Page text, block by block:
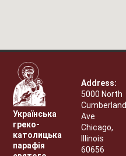
Українська
греко-
католицька
парафія
Address:
5000 North
Cumberland
Ave
Chicago,
Illinois
60656